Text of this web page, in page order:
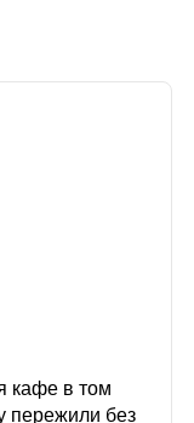
кафе в том
пережили без